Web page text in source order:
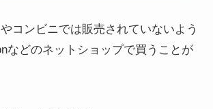
コンビニでは販売されていないよう
などのネットショップで買うことが